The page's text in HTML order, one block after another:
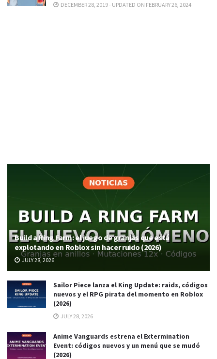
DECEMBER 28, 2019 - UPDATED ON FEBRUARY 26, 2024
Build a Ring Farm: el juego de granjas que está
explotando en Roblox sin hacer ruido (2026)
JULY 28, 2026
Sailor Piece lanza el King Update: raids, códigos
nuevos y el RPG pirata del momento en Roblox
(2026)
JULY 28, 2026
Anime Vanguards estrena el Extermination
Event: códigos nuevos y un menú que se mudó
(2026)